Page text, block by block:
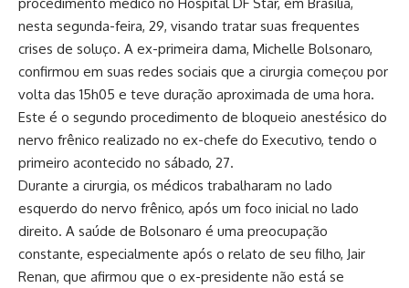
nesta segunda-feira, 29, visando tratar suas frequentes
crises de soluço. A ex-primeira dama, Michelle Bolsonaro,
confirmou em suas redes sociais que a cirurgia começou por
volta das 15h05 e teve duração aproximada de uma hora.
Este é o segundo procedimento de bloqueio anestésico do
nervo frênico realizado no ex-chefe do Executivo, tendo o
primeiro acontecido no sábado, 27.
Durante a cirurgia, os médicos trabalharam no lado
esquerdo do nervo frênico, após um foco inicial no lado
direito. A saúde de Bolsonaro é uma preocupação
constante, especialmente após o relato de seu filho, Jair
Renan, que afirmou que o ex-presidente não está se